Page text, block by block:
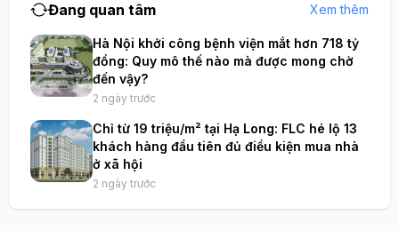
Đang quan tâm Xem thêm
Hà Nội khởi công bệnh viện mắt hơn 718 tỷ
đồng: Quy mô thế nào mà được mong chờ
đến vậy?
2 ngày trước
Chỉ từ 19 triệu/m² tại Hạ Long: FLC hé lộ 13
khách hàng đầu tiên đủ điều kiện mua nhà
ở xã hội
2 ngày trước